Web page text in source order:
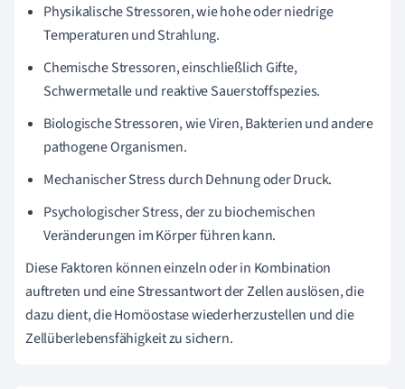
Physikalische Stressoren, wie hohe oder niedrige
Temperaturen und Strahlung.
Chemische Stressoren, einschließlich Gifte,
Schwermetalle und reaktive Sauerstoffspezies.
Biologische Stressoren, wie Viren, Bakterien und andere
pathogene Organismen.
Mechanischer Stress durch Dehnung oder Druck.
Psychologischer Stress, der zu biochemischen
Veränderungen im Körper führen kann.
Diese Faktoren können einzeln oder in Kombination
auftreten und eine Stressantwort der Zellen auslösen, die
dazu dient, die Homöostase wiederherzustellen und die
Zellüberlebensfähigkeit zu sichern.